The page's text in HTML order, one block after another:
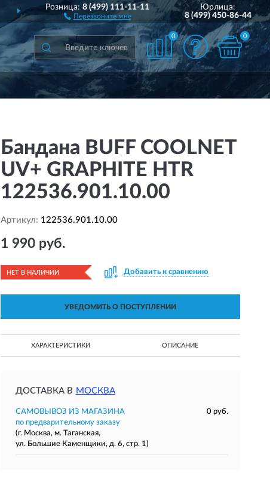
ДОСТАВИМПО ВСЕЙ РОССИИ
Розница:8 (499) 111-11-11
Перезвоните мне
Юрлица:
8 (499) 450-86-44
0 0
Бандана BUFF COOLNET
UV+ GRAPHITE HTR
122536.901.10.00
Артикул: 122536.901.10.00
1 990 руб.
НЕТ В НАЛИЧИИ Добавить к сравнению
УВЕДОМИТЬ О ПОСТУПЛЕНИИ
ХАРАКТЕРИСТИКИ ОПИСАНИЕ
ДОСТАВКА В МОСКВА
САМОВЫВОЗ ИЗ МАГАЗИНА
0 руб.
по предварительному заказу
(г. Москва, м. Таганская,
ул. Большие Каменщики, д. 6, стр. 1)